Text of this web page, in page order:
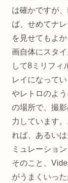
は確かですが
ば、せめてナ
を見せてもよ
画自体にスタ
して8ミリフィ
レイになって
やレトロのよ
の場所で、撮
力しています
れば、あるい
ミュレーショ
そのこと、
がうまくいった